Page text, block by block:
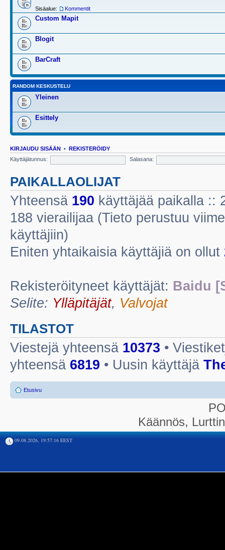
Sisäalue: Kommentit
Custom Mapit
Blogit
BarCraft
RANDOM KESKUSTELU
Yleinen
Esittely
KIRJAUDU SISÄÄN • REKISTERÖIDY
Käyttäjätunnus:
Salasana:
PAIKALLAOLIJAT
Yhteensä 190 käyttäjää paikalla ::
188 vierailijaa (Tieto perustuu
käyttäjiin)
Eniten yhtaikaisia käyttäjiä on ollut
Rekisteröityneet käyttäjät: Baidu
Selite: Ylläpitäjät, Valvojat
TILASTOT
Viestejä yhteensä 10373 •
yhteensä 6819 • Uusin käyttäjä
Etusivu
Käännös,
09.08.2026, 19:57:16 EEST